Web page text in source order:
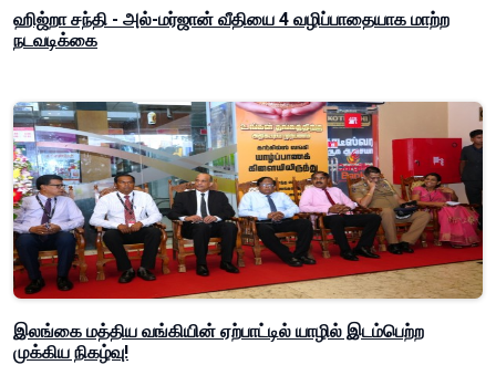
ஹிஜ்றா சந்தி - அல்-மர்ஜான் வீதியை 4 வழிப்பாதையாக மாற்ற
நடவடிக்கை
இலங்கை மத்திய வங்கியின் ஏற்பாட்டில் யாழில் இடம்பெற்ற
முக்கிய நிகழ்வு!